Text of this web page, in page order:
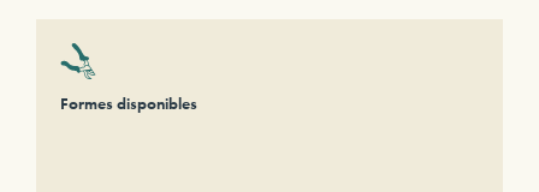
Formes disponibles